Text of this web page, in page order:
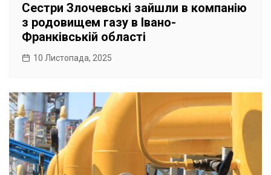
Сестри Злочевські зайшли в компанію
з родовищем газу в Івано-
Франківській області
10 Листопада, 2025